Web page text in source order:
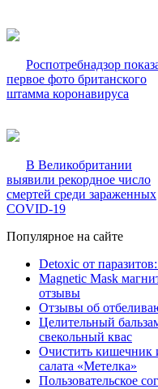
Роспотребнадзор
первое фото британского
штамма коронавируса
В Великобритании
выявили рекордное число
смертей среди зараженных
COVID-19
Популярное на сайте
Detoxic от
Magnetic Mask
отзывы
Отзывы об
Целительный
свекольный квас
Очистить кишечник
салата «Метелка»
Пользовательское